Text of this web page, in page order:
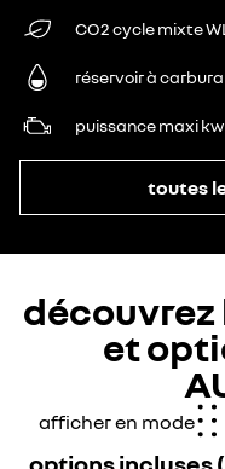
CO2 cycle mixte
réservoir à
puissance maxi kw
toutes
découvrez
et
afficher en mode